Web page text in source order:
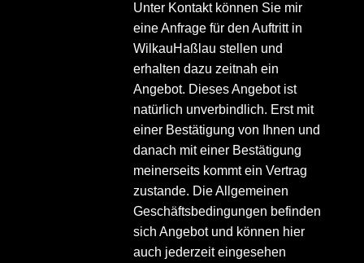
Unter Kontakt können Sie mir
eine Anfrage für den Auftritt in
WilkauHaßlau stellen und
erhalten dazu zeitnah ein
Angebot. Dieses Angebot ist
natürlich unverbindlich. Erst mit
einer Bestätigung von Ihnen und
danach mit einer Bestätigung
meinerseits kommt ein Vertrag
zustande. Die Allgemeinen
Geschäftsbedingungen befinden
sich Angebot und können hier
auch jederzeit eingesehen